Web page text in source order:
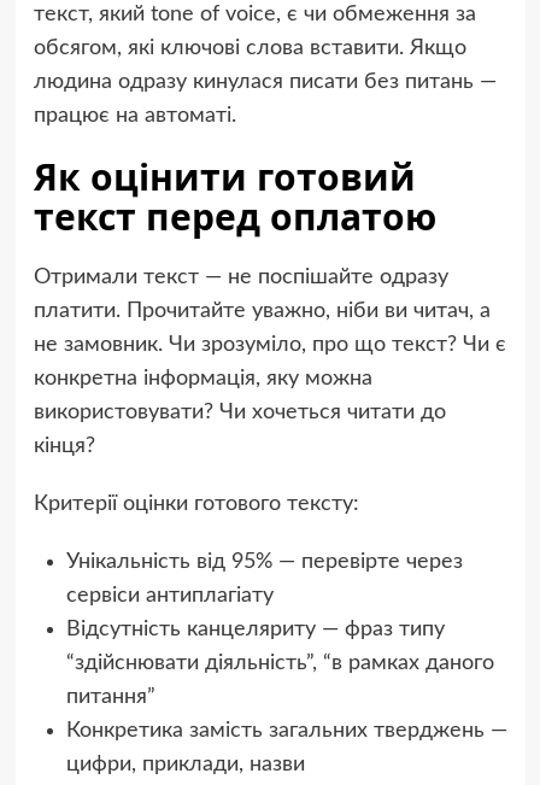
текст, який tone of voice, є чи обмеження за
обсягом, які ключові слова вставити. Якщо
людина одразу кинулася писати без питань —
працює на автоматі.
Як оцінити готовий
текст перед оплатою
Отримали текст — не поспішайте одразу
платити. Прочитайте уважно, ніби ви читач, а
не замовник. Чи зрозуміло, про що текст? Чи є
конкретна інформація, яку можна
використовувати? Чи хочеться читати до
кінця?
Критерії оцінки готового тексту:
Унікальність від 95% — перевірте через
сервіси антиплагіату
Відсутність канцеляриту — фраз типу
“здійснювати діяльність”, “в рамках даного
питання”
Конкретика замість загальних тверджень —
цифри, приклади, назви